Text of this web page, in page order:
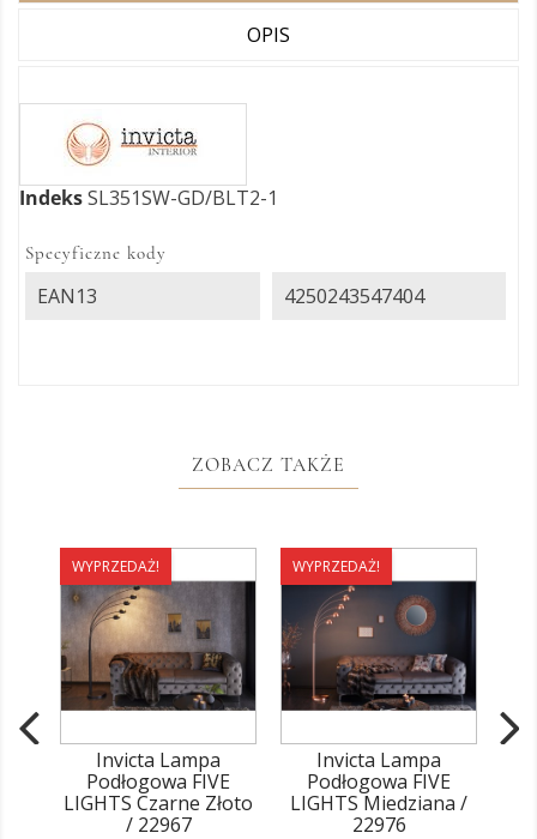
OPIS
IndeksSL351SW-GD/BLT2-1
Specyficzne kody
EAN13 4250243547404
ZOBACZ TAKŻE
WYPRZEDAŻ!
Invicta Lampa
Podłogowa FIVE
LIGHTS Czarne Złoto
/ 22967
WYPRZEDAŻ!
Invicta Lampa
Podłogowa FIVE
LIGHTS Miedziana /
22976